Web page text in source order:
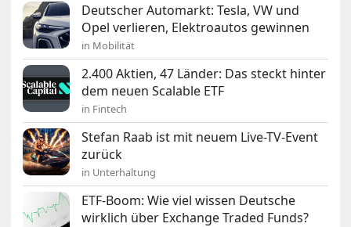
Deutscher Automarkt: Tesla, VW und
Opel verlieren, Elektroautos gewinnen
in Mobilität
2.400 Aktien, 47 Länder: Das steckt hinter
dem neuen Scalable ETF
in Fintech
Stefan Raab ist mit neuem Live-TV-Event
zurück
in Unterhaltung
ETF-Boom: Wie viel wissen Deutsche
wirklich über Exchange Traded Funds?